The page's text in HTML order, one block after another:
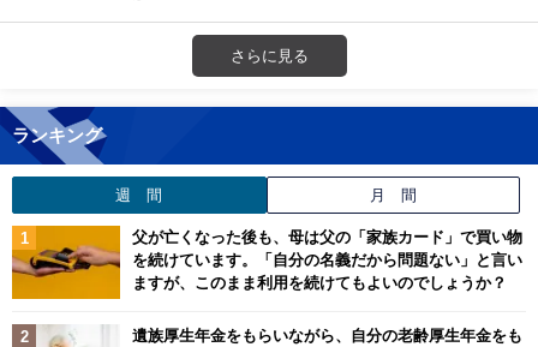
さらに見る
ランキング
週 間 月 間
父が亡くなった後も、母は父の「家族カード」で買い物
を続けています。「自分の名義だから問題ない」と言い
ますが、このまま利用を続けてもよいのでしょうか？
遺族厚生年金をもらいながら、自分の老齢厚生年金をも